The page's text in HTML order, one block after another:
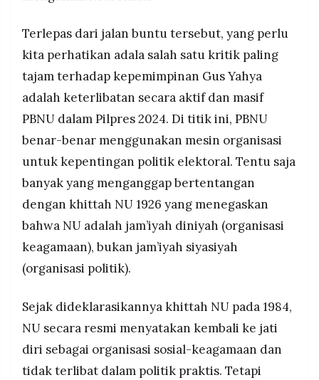
Terlepas dari jalan buntu tersebut, yang perlu
kita perhatikan adala salah satu kritik paling
tajam terhadap kepemimpinan Gus Yahya
adalah keterlibatan secara aktif dan masif
PBNU dalam Pilpres 2024. Di titik ini, PBNU
benar-benar menggunakan mesin organisasi
untuk kepentingan politik elektoral. Tentu saja
banyak yang menganggap bertentangan
dengan khittah NU 1926 yang menegaskan
bahwa NU adalah jam’iyah diniyah (organisasi
keagamaan), bukan jam’iyah siyasiyah
(organisasi politik).
Sejak dideklarasikannya khittah NU pada 1984,
NU secara resmi menyatakan kembali ke jati
diri sebagai organisasi sosial-keagamaan dan
tidak terlibat dalam politik praktis. Tetapi